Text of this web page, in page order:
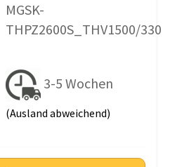
MGSK-
THPZ2600S_THV1500/330
3-5 Wochen
(Ausland abweichend)